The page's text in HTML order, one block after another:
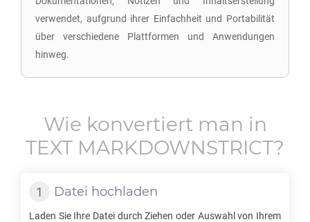
verwendet, aufgrund ihrer Einfachheit und Portabilität
über verschiedene Plattformen und Anwendungen
hinweg.
Wie konvertiert man in
TEXT MARKDOWNSTRICT?
Datei hochladen
Laden Sie Ihre Datei durch Ziehen oder Auswahl von Ihrem